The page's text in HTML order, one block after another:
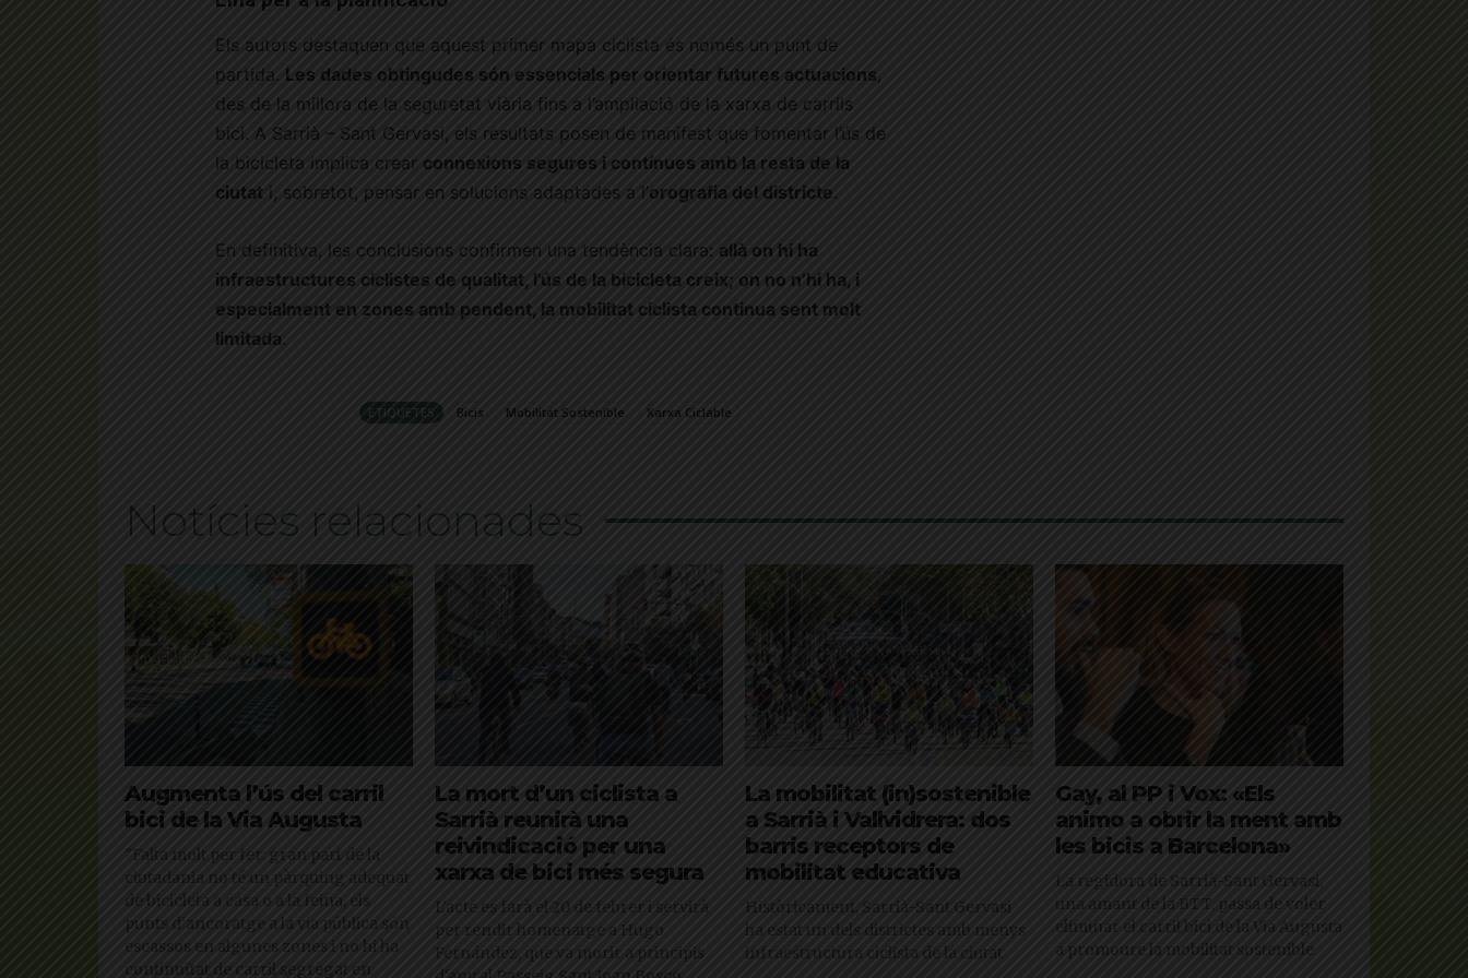
Els autors destaquen que aquest primer mapa ciclista és només un punt de
partida. Les dades obtingudes són essencials per orientar futures actuacions,
des de la millora de la seguretat viària fins a l’ampliació de la xarxa de carrils
bici. A Sarrià – Sant Gervasi, els resultats posen de manifest que fomentar l’ús de
la bicicleta implica crear connexions segures i contínues amb la resta de la
ciutat i, sobretot, pensar en solucions adaptades a l’ orografia del districte.
En definitiva, les conclusions confirmen una tendència clara: allà on hi ha
infraestructures ciclistes de qualitat, l’ús de la bicicleta creix; on no n’hi ha, i
especialment en zones amb pendent, la mobilitat ciclista continua sent molt
limitada.
ETIQUETES Bicis Mobilitat Sostenible Xarxa Ciclable
Notícies relacionades
Augmenta l’ús del carril
bici de la Via Augusta
"Falta molt per fer: gran part de la
ciutadania no té un pàrquing adequat
de bicicleta a casa o a la feina, els
punts d’ancoratge a la via pública són
escassos en algunes zones i no hi ha
continuïtat de carril segregat en
La mort d’un ciclista a
Sarrià reunirà una
reivindicació per una
xarxa de bici més segura
L'acte es farà el 20 de febrer i servirà
per rendir homenatge a Hugo
Fernández, que va morir a principis
La mobilitat (in)sostenible
a Sarrià i Vallvidrera: dos
barris receptors de
mobilitat educativa
Històricament, Sarrià-Sant Gervasi
ha estat un dels districtes amb menys
infraestructura ciclista de la ciutat
Gay, al PP i Vox: «Els
animo a obrir la ment amb
les bicis a Barcelona»
La regidora de Sarrià-Sant Gervasi,
una amant de la BTT, passa de voler
eliminar el carril bici de la Via Augusta
a promoure la mobilitat sostenible